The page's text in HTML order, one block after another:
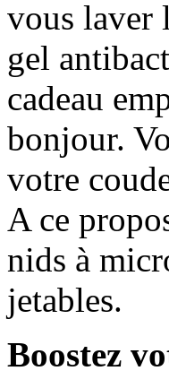
vous laver
gel
cadeau
bonjour.
votre
A ce
nids à
jetables.
Boostez